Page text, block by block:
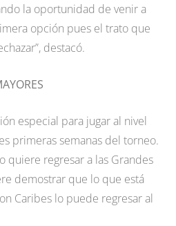
la oportunidad de venir a
opción pues el trato que
destacó.
especial para jugar al nivel
primeras semanas del torneo.
quiere regresar a las Grandes
demostrar que lo que está
Caribes lo puede regresar al